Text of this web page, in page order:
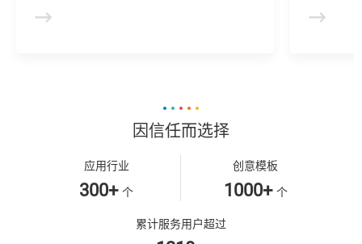
建、AI驱动、多模态交互的多场景虚拟人产
景，可广
因信任而选择
应用行业
300+ 个
创意模板
1000+ 个
累计服务用户超过